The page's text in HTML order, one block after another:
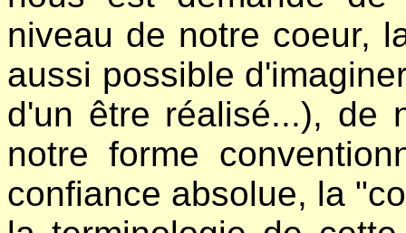
niveau de notre coeur,
aussi possible
d'un être réalisé...), de
notre forme
confiance absolue, la